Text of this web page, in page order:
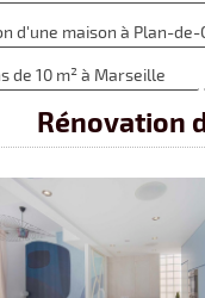
d'une maison à Plan-de-
de 10 m² à Marseille
Rénovation